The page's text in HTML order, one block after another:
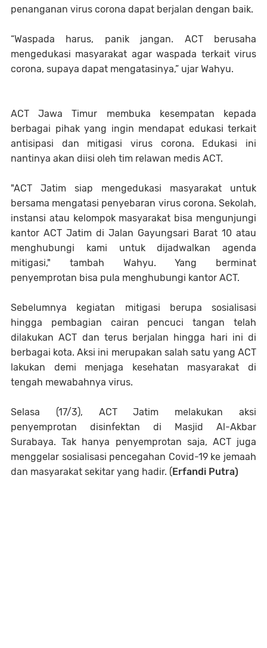
penanganan virus corona dapat berjalan dengan baik.
“Waspada harus, panik jangan. ACT berusaha
mengedukasi masyarakat agar waspada terkait virus
corona, supaya dapat mengatasinya,” ujar Wahyu.
ACT Jawa Timur membuka kesempatan kepada
berbagai pihak yang ingin mendapat edukasi terkait
antisipasi dan mitigasi virus corona. Edukasi ini
nantinya akan diisi oleh tim relawan medis ACT.
"ACT Jatim siap mengedukasi masyarakat untuk
bersama mengatasi penyebaran virus corona. Sekolah,
instansi atau kelompok masyarakat bisa mengunjungi
kantor ACT Jatim di Jalan Gayungsari Barat 10 atau
menghubungi kami untuk dijadwalkan agenda
mitigasi," tambah Wahyu. Yang berminat
penyemprotan bisa pula menghubungi kantor ACT.
Sebelumnya kegiatan mitigasi berupa sosialisasi
hingga pembagian cairan pencuci tangan telah
dilakukan ACT dan terus berjalan hingga hari ini di
berbagai kota. Aksi ini merupakan salah satu yang ACT
lakukan demi menjaga kesehatan masyarakat di
tengah mewabahnya virus.
Selasa (17/3), ACT Jatim melakukan aksi
penyemprotan disinfektan di Masjid Al-Akbar
Surabaya. Tak hanya penyemprotan saja, ACT juga
menggelar sosialisasi pencegahan Covid-19 ke jemaah
dan masyarakat sekitar yang hadir. (Erfandi Putra)